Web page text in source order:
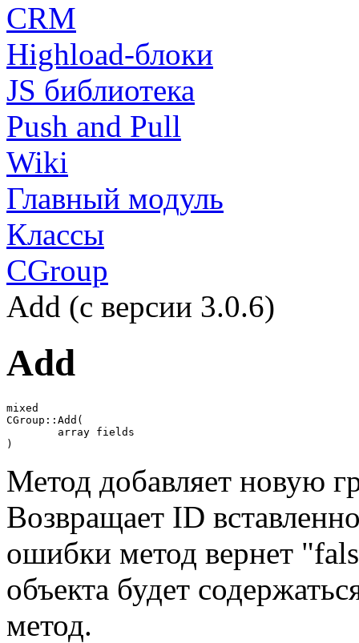
CRM
Highload-блоки
JS библиотека
Push and Pull
Wiki
Главный модуль
Классы
CGroup
Add (с версии 3.0.6)
Add
mixed
CGroup::Add(
)
Метод добавляет новую
Возвращает ID
ошибки метод вернет
объекта будет
метод.